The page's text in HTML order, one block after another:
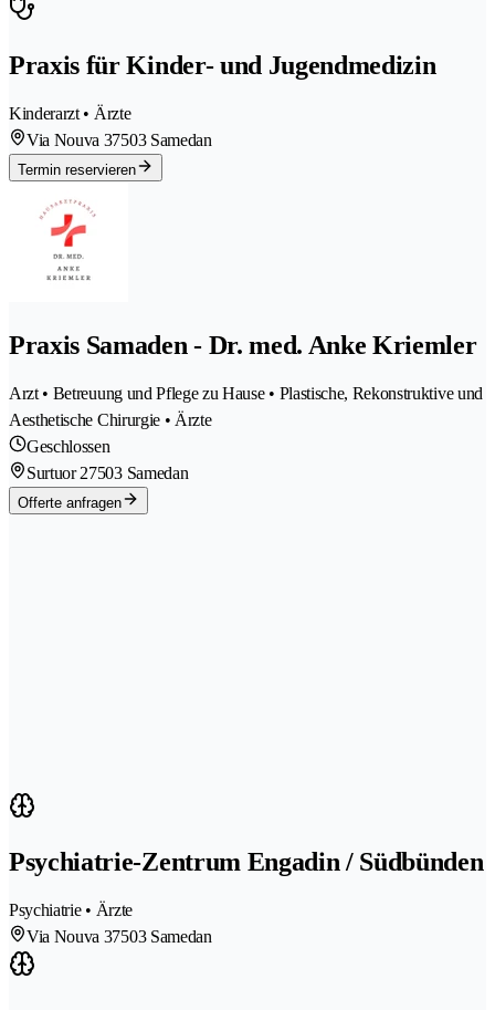
Praxis für Kinder- und Jugendmedizin
Kinderarzt • Ärzte
Via Nouva 37503 Samedan
Termin reservieren
Praxis Samaden - Dr. med. Anke Kriemler
Arzt • Betreuung und Pflege zu Hause • Plastische, Rekonstruktive und
Aesthetische Chirurgie • Ärzte
Geschlossen
Surtuor 27503 Samedan
Offerte anfragen
Psychiatrie-Zentrum Engadin / Südbünden
Psychiatrie • Ärzte
Via Nouva 37503 Samedan